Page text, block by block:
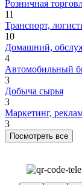
Розничная
11
Транспорт,
10
Домашний,
4
Автомобильный
3
Добыча сырья
3
Маркетинг,
3
Посмотреть все